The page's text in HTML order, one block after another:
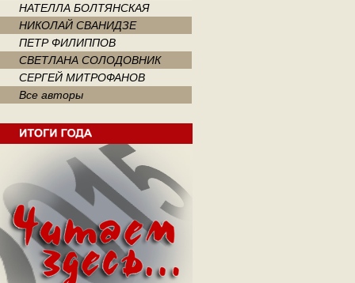
НАТЕЛЛА БОЛТЯНСКАЯ
НИКОЛАЙ СВАНИДЗЕ
ПЕТР ФИЛИППОВ
СВЕТЛАНА СОЛОДОВНИК
СЕРГЕЙ МИТРОФАНОВ
Все авторы